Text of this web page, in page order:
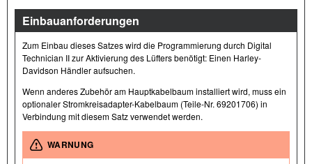
Einbauanforderungen
Zum Einbau dieses Satzes wird die Programmierung durch Digital
Technician II zur Aktivierung des Lüfters benötigt: Einen Harley-
Davidson Händler aufsuchen.
Wenn anderes Zubehör am Hauptkabelbaum installiert wird, muss ein
optionaler Stromkreisadapter-Kabelbaum (Teile-Nr. 69201706) in
Verbindung mit diesem Satz verwendet werden.
WARNUNG